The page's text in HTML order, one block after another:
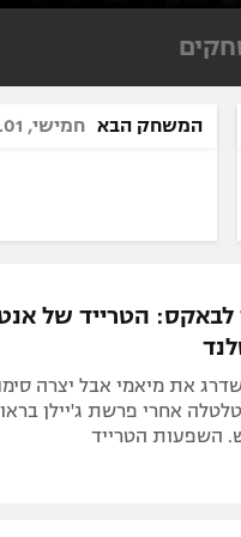
אביב
המשחק הבא חמישי, 01.01
הטרייד של
את מיאמי אבל יצרה
אחרי פרשת ג'יילן
השפעות הטרייד